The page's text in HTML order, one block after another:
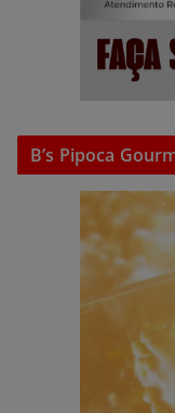
B’s Pipoca